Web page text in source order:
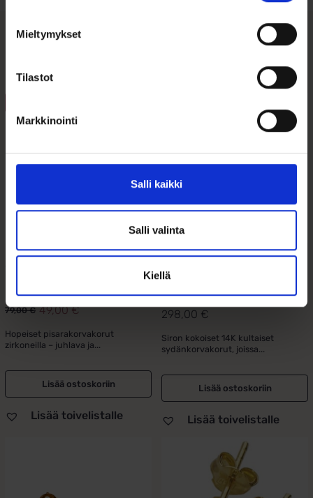
Mieltymykset
Tilastot
Markkinointi
Salli kaikki
Salli valinta
Kiellä
Korvakorut
79,00€
Alkuperäinen
hinta
oli:
79,00 €.
49,00€
Nykyinen
hinta
on:
49,00 €.
Hopeiset pisarakorvakorut
zirkoneilla – juhlava ja...
Lisää ostoskoriin
Lisää toivelistalle
Kultaiset
Kirkkaalla
298,00 €
Siron kokoiset 14K kultaiset
sydänkorvakorut, joissa...
Lisää ostoskoriin
Lisää toivelistalle